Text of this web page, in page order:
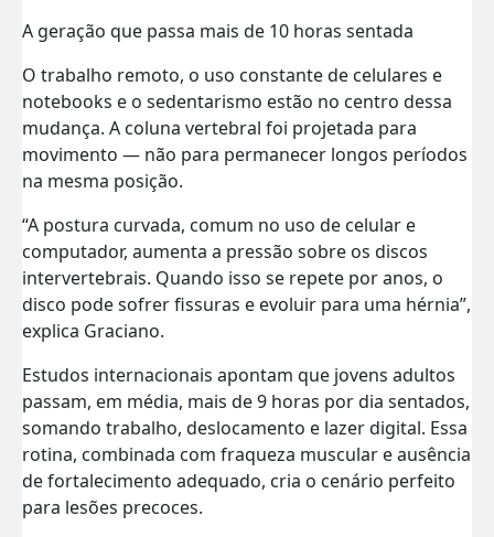
A geração que passa mais de 10 horas sentada
O trabalho remoto, o uso constante de celulares e
notebooks e o sedentarismo estão no centro dessa
mudança. A coluna vertebral foi projetada para
movimento — não para permanecer longos períodos
na mesma posição.
“A postura curvada, comum no uso de celular e
computador, aumenta a pressão sobre os discos
intervertebrais. Quando isso se repete por anos, o
disco pode sofrer fissuras e evoluir para uma hérnia”,
explica Graciano.
Estudos internacionais apontam que jovens adultos
passam, em média, mais de 9 horas por dia sentados,
somando trabalho, deslocamento e lazer digital. Essa
rotina, combinada com fraqueza muscular e ausência
de fortalecimento adequado, cria o cenário perfeito
para lesões precoces.